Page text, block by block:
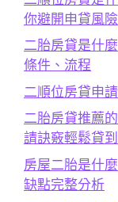
你避開申貸風險
二胎房貸是什
條件、流程
二順位房貸申
二胎房貸推薦
請訣竅輕鬆貸
房屋二胎是什
缺點完整分析